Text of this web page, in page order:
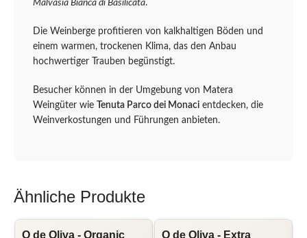
Malvasia Bianca di Basilicata.
Die Weinberge profitieren von kalkhaltigen Böden und
einem warmen, trockenen Klima, das den Anbau
hochwertiger Trauben begünstigt.
Besucher können in der Umgebung von Matera
Weingüter wie Tenuta Parco dei Monaci entdecken, die
Weinverkostungen und Führungen anbieten.
Ähnliche Produkte
O de Oliva - Organic
O de Oliva - Extra